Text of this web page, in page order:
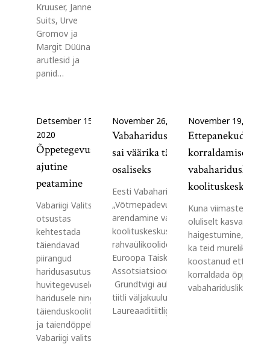
Kruuser, Janne
Suits, Urve
Gromov ja
Margit Düüna
arutlesid ja
panid…
Detsember 15,
2020
Õppetegevuse
ajutine
peatamine
Vabariigi Valitsus
otsustas
kehtestada
täiendavad
piirangud
haridusasutustele,
huvitegevusele ja –
haridusele ning
täienduskoolitusele
ja täiendõppele.
Vabariigi valitsus
November 26, 2020
Vabaharidusliidu algatus
sai väärika tähelepanu
osaliseks
Eesti Vabaharidusliidu algatus
„Võtmepädevuste
arendamine vabahariduslikes
koolituskeskustes ja
rahvaülikoolides“ märgiti ära
Euroopa Täiskasvanuhariduse
Assotsiatsioon (EAEA)
Grundtvigi auhinna laureaadi
tiitli väljakuulutamisel.
Laureaaditiitliga…
November 19, 2020
Ettepanekud
korraldamiseks
vabahariduslikes
koolituskeskustes
Kuna viimastel
oluliselt kasvanud
haigestumine, siis
ka teid murelikuks.
koostanud
korraldada
vabahariduslikes…